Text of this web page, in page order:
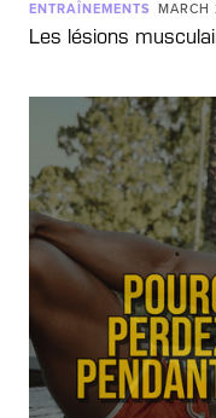
ENTRAÎNEMENTS
Les lésions